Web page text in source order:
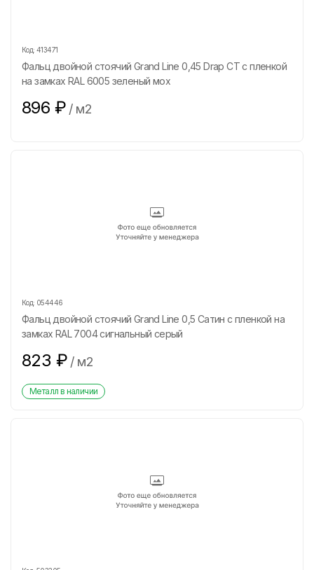
Код: 413471
Фальц двойной стоячий Grand Line 0,45 Drap СТ с пленкой
на замках RAL 6005 зеленый мох
896 ₽ / м2
Код: 054446
Фальц двойной стоячий Grand Line 0,5 Сатин с пленкой на
замках RAL 7004 сигнальный серый
823 ₽ / м2
Металл в наличии